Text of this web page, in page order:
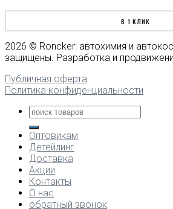
В 1 КЛИК
2026 © Roncker: автохимия и
защищены. Разработка и
Публичная оферта
Политика конфиденциальности
Оптовикам
Детейлинг
Доставка
Акции
Контакты
О нас
обратный звонок